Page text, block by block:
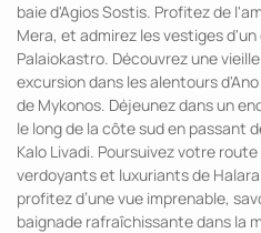
baie d'Agios Sostis. Profitez de
Mera, et admirez les vestiges
Palaiokastro. Découvrez une
excursion dans les alentours
de Mykonos. Déjeunez dans un
le long de la côte sud en passant
Kalo Livadi. Poursuivez votre
verdoyants et luxuriants de
profitez d’une vue imprenable,
baignade rafraîchissante dans la